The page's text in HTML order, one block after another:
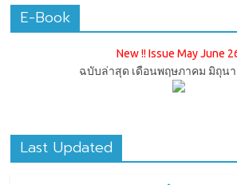
E-Book
New !! Issue May June
ฉบับล่าสุด เดือนพฤษภาคม มิถุนา
Last Updated